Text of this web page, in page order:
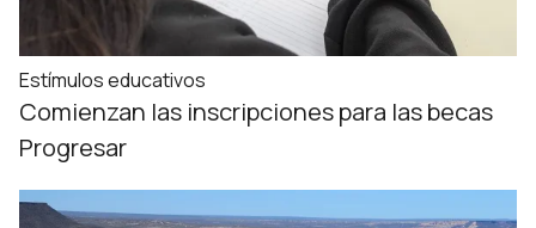
Estímulos educativos
Comienzan las inscripciones para las becas
Progresar